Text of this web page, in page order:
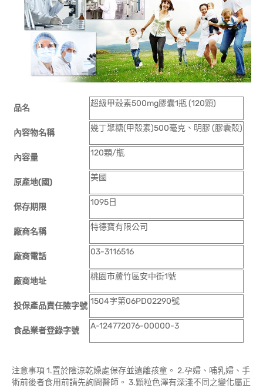
品名 超級甲殼素500mg膠囊1瓶 (120顆)
內容物名稱 幾丁聚糖(甲殼素)500毫克、明膠 (膠囊殼)
內容量 120顆/瓶
原產地(國) 美國
保存期限 1095日
廠商名稱 特德寶有限公司
廠商電話 03-3116516
廠商地址 桃園市蘆竹區安中街1號
投保產品責任險字號 1504字第06PD02290號
食品業者登錄字號 A-124772076-00000-3
注意事項 1.置於陰涼乾燥處保存並遠離孩童。 2.孕婦、哺乳婦、手
術前後者食用前請先詢問醫師。 3.顆粒色澤有深淺不同之變化屬正